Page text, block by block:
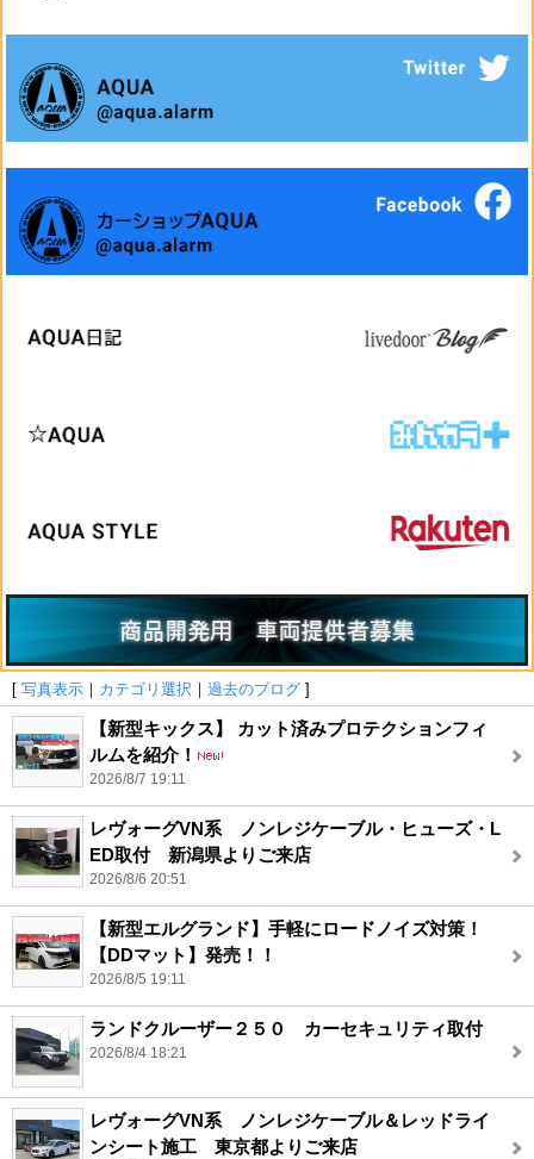
[ 写真表示 ｜ カテゴリ選択 ｜ 過去のブログ ]
【新型キックス】 カット済みプロテクションフィ
ルムを紹介！
2026/8/7 19:11
レヴォーグVN系 ノンレジケーブル・ヒューズ・L
ED取付 新潟県よりご来店
2026/8/6 20:51
【新型エルグランド】手軽にロードノイズ対策！
【DDマット】発売！！
2026/8/5 19:11
ランドクルーザー２５０ カーセキュリティ取付
2026/8/4 18:21
レヴォーグVN系 ノンレジケーブル＆レッドライ
ンシート施工 東京都よりご来店